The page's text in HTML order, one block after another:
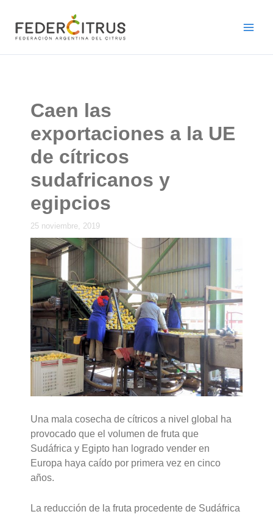
contenido
Caen las
exportaciones a la UE
de cítricos
sudafricanos y
egipcios
25 noviembre, 2019
Una mala cosecha de cítricos a nivel global ha
provocado que el volumen de fruta que
Sudáfrica y Egipto han logrado vender en
Europa haya caído por primera vez en cinco
años.
La reducción de la fruta procedente de Sudáfrica